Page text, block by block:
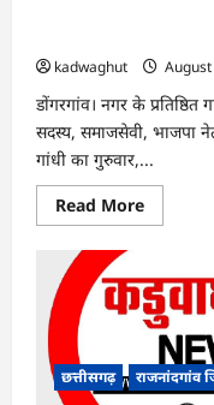
kadwaghut
डोंगरगांव। नगर के प्रतिष्ठित
सदस्य, समाजसेवी, भाजपा
गांधी का गुरुवार,...
Read MoreRead
more
समाजसेवी,
भाजपा
नेता
एवं
कवि
भीखम
गांधी
छत्तीसगढ़ राजनांदगांव